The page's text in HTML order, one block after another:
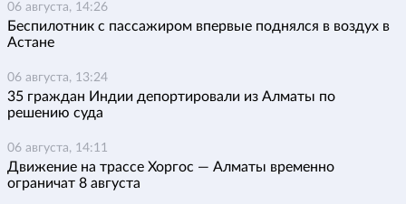
06 августа, 14:26
Беспилотник с пассажиром впервые поднялся в воздух в
Астане
06 августа, 13:24
35 граждан Индии депортировали из Алматы по
решению суда
06 августа, 14:11
Движение на трассе Хоргос — Алматы временно
ограничат 8 августа